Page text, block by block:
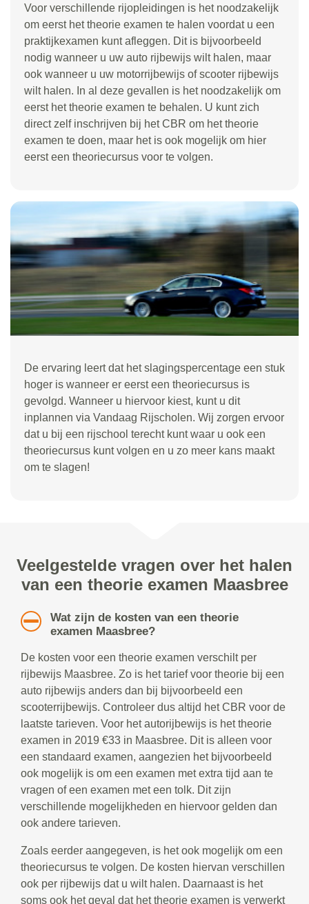
Voor verschillende rijopleidingen is het noodzakelijk
om eerst het theorie examen te halen voordat u een
praktijkexamen kunt afleggen. Dit is bijvoorbeeld
nodig wanneer u uw auto rijbewijs wilt halen, maar
ook wanneer u uw motorrijbewijs of scooter rijbewijs
wilt halen. In al deze gevallen is het noodzakelijk om
eerst het theorie examen te behalen. U kunt zich
direct zelf inschrijven bij het CBR om het theorie
examen te doen, maar het is ook mogelijk om hier
eerst een theoriecursus voor te volgen.
De ervaring leert dat het slagingspercentage een stuk
hoger is wanneer er eerst een theoriecursus is
gevolgd. Wanneer u hiervoor kiest, kunt u dit
inplannen via Vandaag Rijscholen. Wij zorgen ervoor
dat u bij een rijschool terecht kunt waar u ook een
theoriecursus kunt volgen en u zo meer kans maakt
om te slagen!
Veelgestelde vragen over het halen
van een theorie examen Maasbree
Wat zijn de kosten van een theorie
examen Maasbree?
De kosten voor een theorie examen verschilt per
rijbewijs Maasbree. Zo is het tarief voor theorie bij een
auto rijbewijs anders dan bij bijvoorbeeld een
scooterrijbewijs. Controleer dus altijd het CBR voor de
laatste tarieven. Voor het autorijbewijs is het theorie
examen in 2019 €33 in Maasbree. Dit is alleen voor
een standaard examen, aangezien het bijvoorbeeld
ook mogelijk is om een examen met extra tijd aan te
vragen of een examen met een tolk. Dit zijn
verschillende mogelijkheden en hiervoor gelden dan
ook andere tarieven.
Zoals eerder aangegeven, is het ook mogelijk om een
theoriecursus te volgen. De kosten hiervan verschillen
ook per rijbewijs dat u wilt halen. Daarnaast is het
soms ook het geval dat het theorie examen is verwerkt